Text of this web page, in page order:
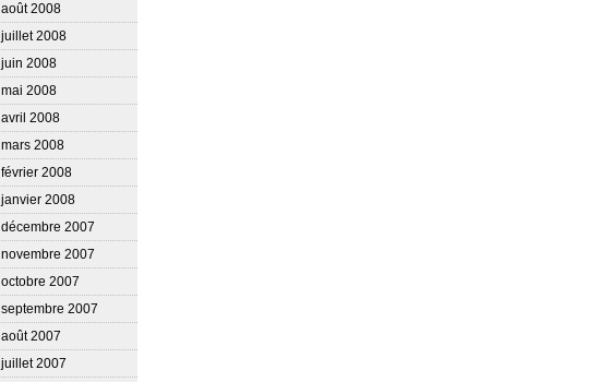
août 2008
juillet 2008
juin 2008
mai 2008
avril 2008
mars 2008
février 2008
janvier 2008
décembre 2007
novembre 2007
octobre 2007
septembre 2007
août 2007
juillet 2007